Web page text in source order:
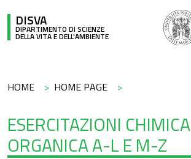
DISVA
DIPARTIMENTO DI SCIENZE
DELLA VITA E DELL'AMBIENTE
Briciole di pane
HOME HOME PAGE
ESERCITAZIONI CHIMICA
ORGANICA A-L E M-Z